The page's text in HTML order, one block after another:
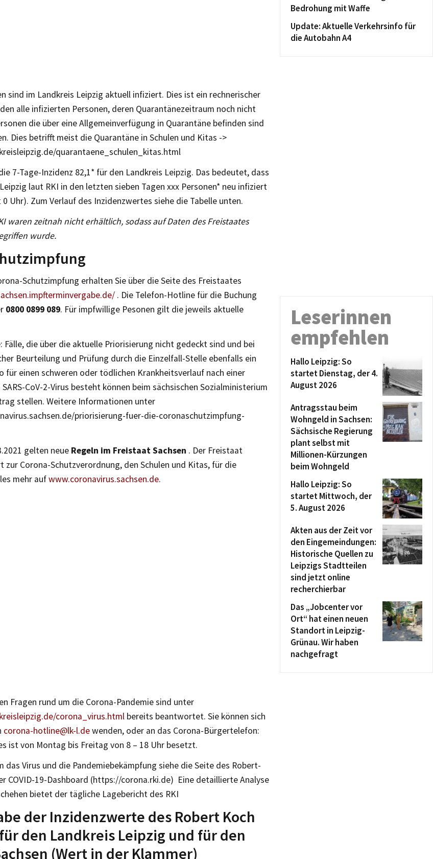
sind im Landkreis Leipzig aktuell infiziert. Dies ist ein rechnerischer
alle infizierten Personen, deren Quarantänezeitraum noch nicht
die über eine Allgemeinverfügung in Quarantäne befinden sind
Dies betrifft meist die Quarantäne in Schulen und Kitas ->
quarantaene_schulen_kitas.html
7-Tage-Inzidenz 82,1* für den Landkreis Leipzig. Das bedeutet, dass
laut RKI in den letzten sieben Tagen xxx Personen* neu infiziert
Uhr). Zum Verlauf des Inzidenzwertes siehe die Tabelle unten.
waren zeitnah nicht erhältlich, sodass auf Daten des Freistaates
wurde.
Schutzimpfung erhalten Sie über die Seite des Freistaates
. Die Telefon-Hotline für die Buchung
0800 0899 089. Für impfwillige Pesonen gilt die jeweils aktuelle
Fälle, die über die aktuelle Priorisierung nicht gedeckt sind und bei
Beurteilung und Prüfung durch die Einzelfall-Stelle ebenfalls ein
für einen schweren oder tödlichen Krankheitsverlauf nach einer
CoV-2-Virus besteht können beim sächsischen Sozialministerium
stellen. Weitere Informationen unter
priorisierung-fuer-die-coronaschutzimpfung-
gelten neue Regeln im Freistaat Sachsen . Der Freistaat
zur Corona-Schutzverordnung, den Schulen und Kitas, für die
mehr aufwww.coronavirus.sachsen.de.
Fragen rund um die Corona-Pandemie sind unter
corona_virus.html bereits beantwortet. Sie können sich
corona-hotline@lk-l.dewenden, oder an das Corona-Bürgertelefon:
ist von Montag bis Freitag von 8 – 18 Uhr besetzt.
das Virus und die Pandemiebekämpfung siehe die Seite des Robert-
COVID-19-Dashboard (https://corona.rki.de) Eine detaillierte Analyse
bietet der tägliche Lagebericht des RKI
der Inzidenzwerte des Robert Koch
den Landkreis Leipzig und für den
(Wert in der Klammer)
Bedrohung mit Waffe
Update: Aktuelle Verkehrsinfo für
die Autobahn A4
Leserinnen
empfehlen
Hallo Leipzig: So
startet Dienstag, der 4.
August 2026
Antragsstau beim
Wohngeld in Sachsen:
Sächsische Regierung
plant selbst mit
Millionen-Kürzungen
beim Wohngeld
Hallo Leipzig: So
startet Mittwoch, der
5. August 2026
Akten aus der Zeit vor
den Eingemeindungen:
Historische Quellen zu
Leipzigs Stadtteilen
sind jetzt online
recherchierbar
Das „Jobcenter vor
Ort“ hat einen neuen
Standort in Leipzig-
Grünau. Wir haben
nachgefragt